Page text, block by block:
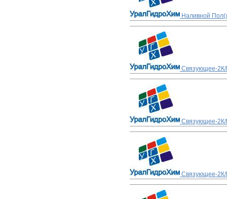
Наливной
Связующее-2К/
Связующее-2К/
Связующее-2К/